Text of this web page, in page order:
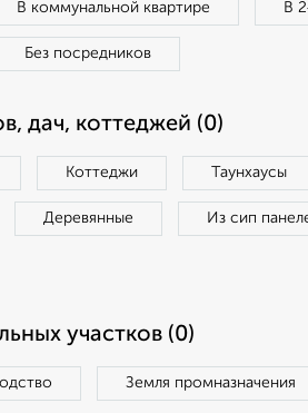
В коммунальной квартире В
Без посредников
дач, коттеджей (0)
Коттеджи Таунхаусы
Деревянные Из сип
участков (0)
Земля промназначения